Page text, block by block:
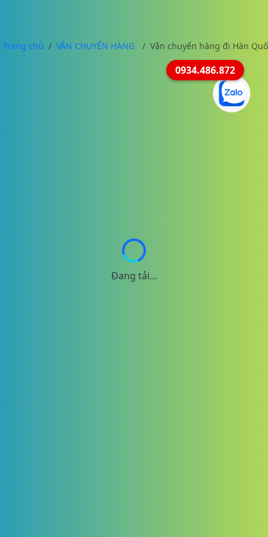
Trang chủ VẬN CHUYỂN HÀNG Vận chuyển hàng đi Hàn
Đang tải...
0934.486.872